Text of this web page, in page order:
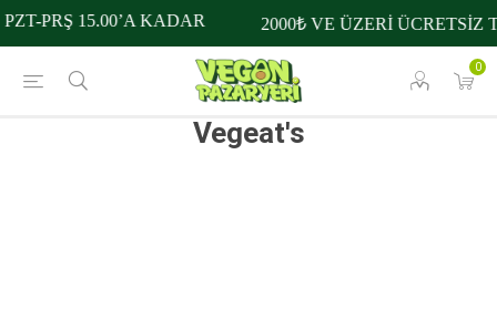
0
PRŞ 15.00’A KADAR 2000₺ VE ÜZERİ ÜCRETSİZ
Vegeat's